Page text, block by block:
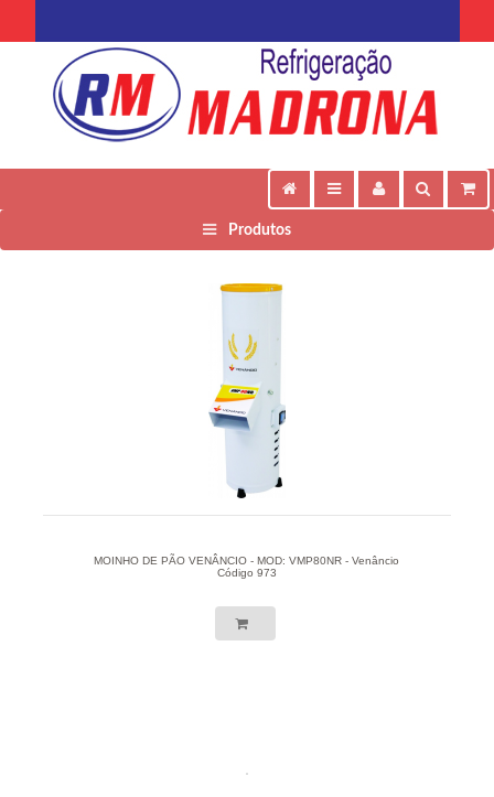
Produtos
MOINHO DE PÃO VENÂNCIO - MOD: VMP80NR - Venâncio
Código 973